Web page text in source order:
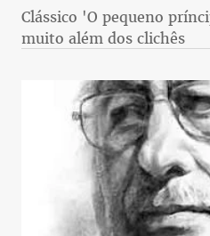
Clássico 'O pequeno
muito além dos clichês